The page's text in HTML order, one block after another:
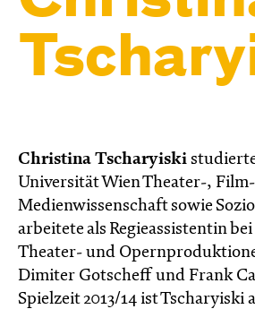
Christina Tscharyiski
Universität Wien Theater-,
Medienwissenschaft sowie
arbeitete als Regieassistentin
Theater- und
Dimiter Gotscheff und Frank
Spielzeit 2013/14 ist Tscharyiski